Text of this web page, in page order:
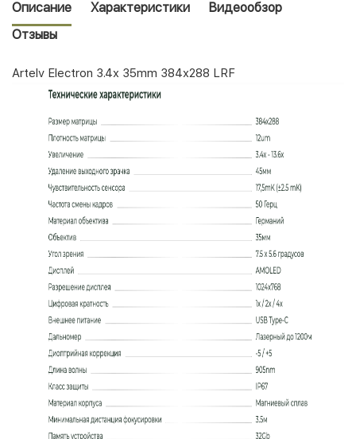
Описание Характеристики
Видеообзор
Отзывы
Artelv Electron 3.4x 35mm 384x288 LRF